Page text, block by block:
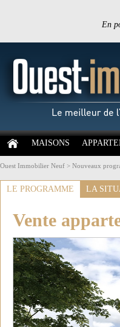
En
MAISONS
Ouest Immobilier Neuf > Nouveaux
LE PROGRAMME LA
Vente